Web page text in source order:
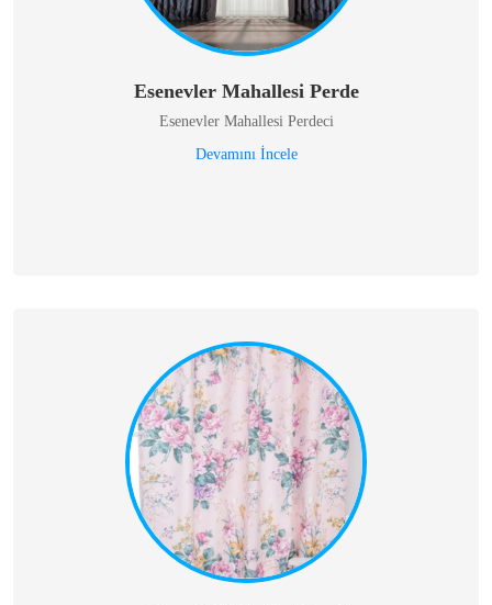
Esenevler Mahallesi Perde
Esenevler Mahallesi Perdeci
Devamını İncele